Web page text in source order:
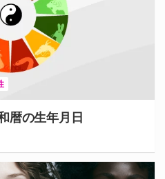
暦の生年月日